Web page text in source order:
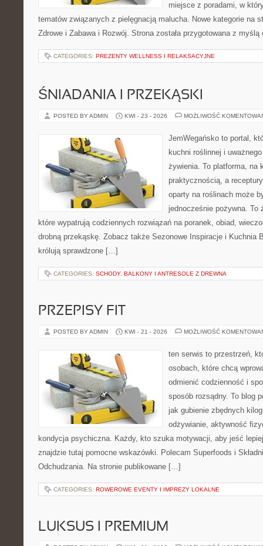
miejsce z poradami, w
tematów związanych z pielęgnacją malucha. Nowe kategorie na
Zdrowe i Zabawa i Rozwój. Strona została przygotowana z
CATEGORIES: PREZENTY WELLNESS I RELAKSACYJNE
ŚNIADANIA I PRZEKĄSKI
POSTED BY ADMIN KWI - 23 - 2026 MOŻLIWOŚĆ
JemWegańsko to portal,
kuchni roślinnej i
żywienia. To platforma, na
praktycznością, a
oparty na roślinach może
jednocześnie pożywna. To
które wypatrują codziennych rozwiązań na poranek, obiad,
drobną przekąskę. Zobacz także Sezonowe Inspiracje i Kuchnia
królują sprawdzone […]
CATEGORIES: SCHODY, BALKONY I ANTRESOLE Z DREWNA
PRZEPISY FIT
POSTED BY ADMIN KWI - 21 - 2026 MOŻLIWOŚĆ
ten serwis to przestrzeń,
osobach, które chcą
odmienić codzienność i
sposób rozsądny. To blog
jak gubienie zbędnych
odżywianie, aktywność
kondycja psychiczna. Każdy, kto szuka motywacji, aby jeść
znajdzie tutaj pomocne wskazówki. Polecam Superfoods i
Odchudzania. Na stronie publikowane […]
CATEGORIES: ROWEROWE EVENTY I IMPREZY LOKALNE
LUKSUS I PREMIUM